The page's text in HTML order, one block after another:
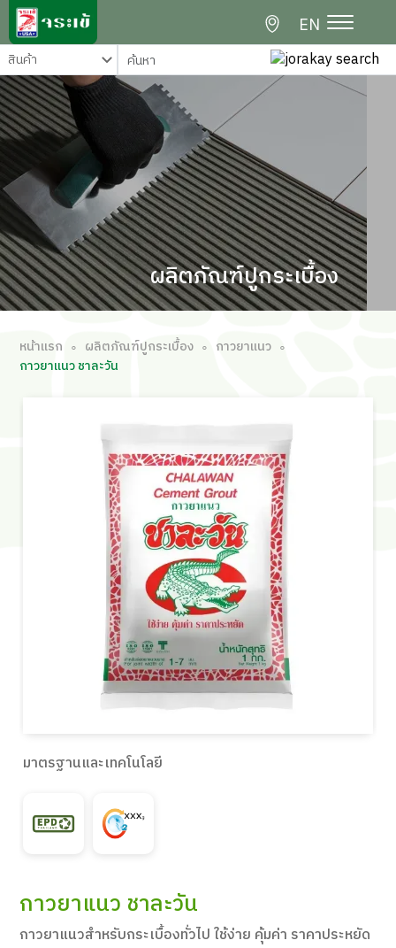
EN
ผลิตภัณฑ์ปูกระเบื้อง
หน้าแรก ∘ ผลิตภัณฑ์ปูกระเบื้อง ∘ กาวยาแนว ∘
กาวยาแนว ชาละวัน
มาตรฐานและเทคโนโลยี
กาวยาแนว ชาละวัน
กาวยาแนวสำหรับกระเบื้องทั่วไป ใช้ง่าย คุ้มค่า ราคาประหยัด